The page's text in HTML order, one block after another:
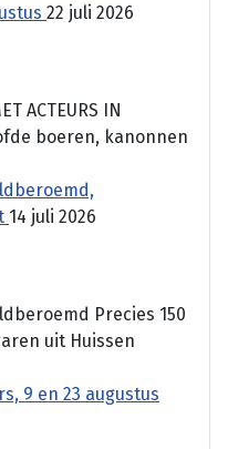
22 juli 2026
ACTEURS IN
boeren, kanonnen
14 juli 2026
Precies 150
uit Huissen
9 en 23 augustus